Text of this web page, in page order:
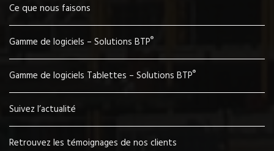
Ce que nous faisons
Gamme de logiciels – Solutions BTP®
Gamme de logiciels Tablettes – Solutions BTP®
Suivez l’actualité
Retrouvez les témoignages de nos clients